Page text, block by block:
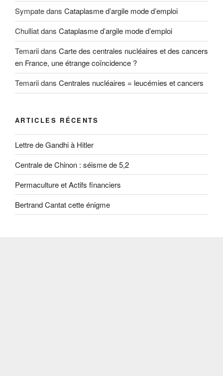
Sympatedans Cataplasme d’argile mode d’emploi
Chulliatdans Cataplasme d’argile mode d’emploi
Temariidans Carte des centrales nucléaires et des cancers
en France, une étrange coïncidence ?
Temariidans Centrales nucléaires = leucémies et cancers
ARTICLES RÉCENTS
Lettre de Gandhi à Hitler
Centrale de Chinon : séisme de 5,2
Permaculture et Actifs financiers
Bertrand Cantat cette énigme